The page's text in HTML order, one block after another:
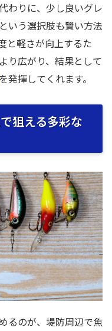
わりに、少し良いグレ
いう選択肢も賢い方法
と軽さが向上するた
り広がり、結果として
を発揮してくれます。
狙える多彩な
るのが、堤防周辺で魚